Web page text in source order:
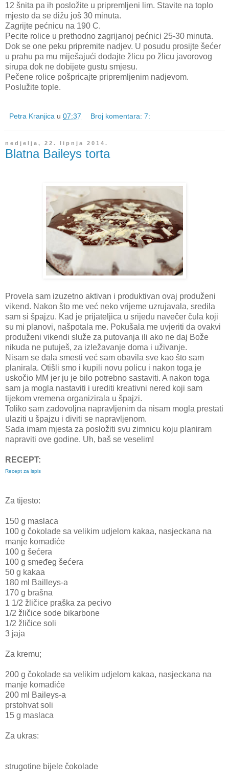
12 šnita pa ih posložite u pripremljeni lim. Stavite na toplo
mjesto da se dižu još 30 minuta.
Zagrijte pećnicu na 190 C.
Pecite rolice u prethodno zagrijanoj pećnici 25-30 minuta.
Dok se one peku pripremite nadjev. U posudu prosijte šećer
u prahu pa mu miješajući dodajte žlicu po žlicu javorovog
sirupa dok ne dobijete gustu smjesu.
Pečene rolice pošpricajte pripremljenim nadjevom.
Poslužite tople.
Petra Kranjica u 07:37 Broj komentara: 7:
nedjelja, 22. lipnja 2014.
Blatna Baileys torta
Provela sam izuzetno aktivan i produktivan ovaj produženi
vikend. Nakon što me već neko vrijeme uzrujavala, sredila
sam si špajzu. Kad je prijateljica u srijedu navečer čula koji
su mi planovi, našpotala me. Pokušala me uvjeriti da ovakvi
produženi vikendi služe za putovanja ili ako ne daj Bože
nikuda ne putuješ, za izležavanje doma i uživanje.
Nisam se dala smesti već sam obavila sve kao što sam
planirala. Otišli smo i kupili novu policu i nakon toga je
uskočio MM jer ju je bilo potrebno sastaviti. A nakon toga
sam ja mogla nastaviti i urediti kreativni nered koji sam
tijekom vremena organizirala u špajzi.
Toliko sam zadovoljna napravljenim da nisam mogla prestati
ulaziti u špajzu i diviti se napravljenom.
Sada imam mjesta za posložiti svu zimnicu koju planiram
napraviti ove godine. Uh, baš se veselim!
RECEPT:
Recept za ispis
Za tijesto:
150 g maslaca
100 g čokolade sa velikim udjelom kakaa, nasjeckana na
manje komadiće
100 g šećera
100 g smeđeg šećera
50 g kakaa
180 ml Bailleys-a
170 g brašna
1 1/2 žličice praška za pecivo
1/2 žličice sode bikarbone
1/2 žličice soli
3 jaja
Za kremu;
200 g čokolade sa velikim udjelom kakaa, nasjeckana na
manje komadiće
200 ml Baileys-a
prstohvat soli
15 g maslaca
Za ukras:
strugotine bijele čokolade